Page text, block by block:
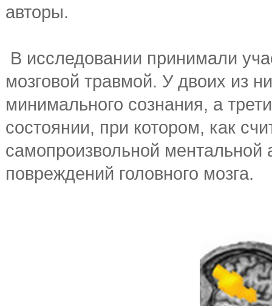
авторы.
В исследовании принимали
мозговой травмой. У двоих из
минимального сознания, а
состоянии, при котором, как
самопроизвольной ментальной
повреждений головного мозга.